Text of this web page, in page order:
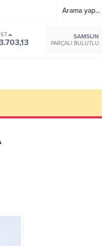
SAMSUN
PARÇALI BULUTLU